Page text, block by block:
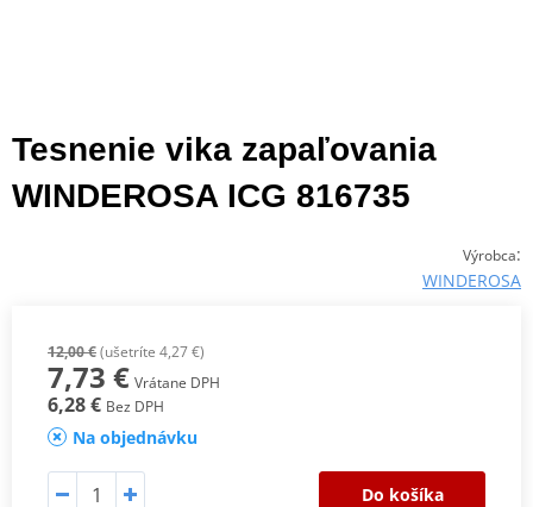
Tesnenie vika zapaľovania
WINDEROSA ICG 816735
Výrobca:
WINDEROSA
12,00 €(ušetríte 4,27 €)
7,73 € Vrátane DPH
6,28 € Bez DPH
Na objednávku
Do košíka